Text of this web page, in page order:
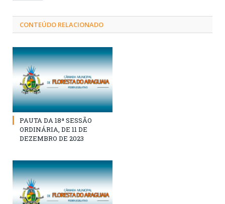
CONTEÚDO RELACIONADO
PAUTA DA 18ª SESSÃO
ORDINÁRIA, DE 11 DE
DEZEMBRO DE 2023